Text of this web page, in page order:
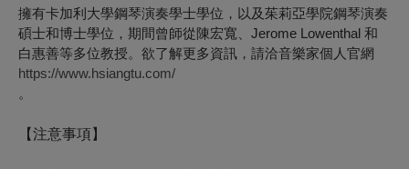
擁有卡加利大學鋼琴演奏學士學位，以及茱莉亞學院鋼琴演奏
碩士和博士學位，期間曾師從陳宏寬、Jerome Lowenthal 和
白惠善等多位教授。欲了解更多資訊，請洽音樂家個人官網
https://www.hsiangtu.com/
。
【注意事項】